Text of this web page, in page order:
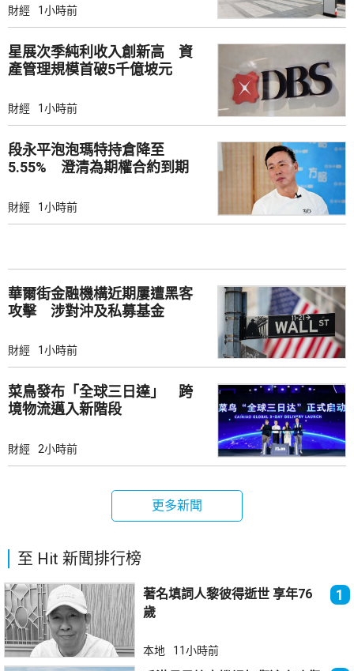
財經 1小時前
星展次季純利收入創新高 資
產管理規模首破5千億坡元
財經 1小時前
段永平泡泡瑪特持倉降至
5.55% 澄清為期權合約到期
財經 1小時前
華爾街金融機構近期屢遭黑客
攻擊 涉對沖及私募基金
財經 1小時前
菜鳥發布「全球三日達」 跨
境物流邁入新階段
財經 2小時前
更多新聞
至 Hit 新聞排行榜
著名填詞人黎彼得逝世 享年76
歲
1
本地 11小時前